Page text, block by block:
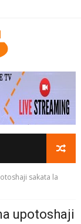
sakata la
upotoshaji